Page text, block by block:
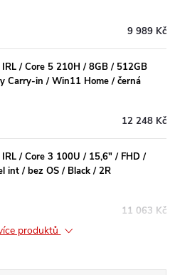
9 989 Kč
/ Core 5 210H / 8GB / 512GB
Carry-in / Win11 Home / černá
12 248 Kč
/ Core 3 100U / 15,6" / FHD /
int / bez OS / Black / 2R
11 063 Kč
produktů